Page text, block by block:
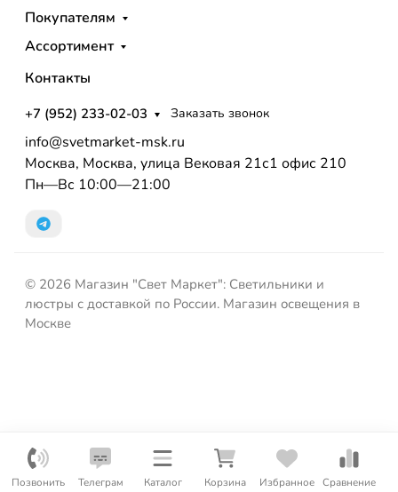
Позвонить Телеграм Каталог Корзина Избранное Сравнение
Покупателям
Ассортимент
Контакты
+7 (952) 233-02-03 Заказать звонок
info@svetmarket-msk.ru
Москва, Москва, улица Вековая 21с1 офис 210
Пн—Вс 10:00—21:00
© 2026 Магазин "Свет Маркет": Светильники и
люстры с доставкой по России. Магазин освещения в
Москве